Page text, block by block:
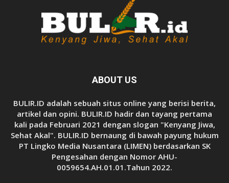
ABOUT US
BULIR.ID adalah sebuah situs online yang berisi berita,
artikel dan opini. BULIR.ID hadir dan tayang pertama
kali pada Februari 2021 dengan slogan "Kenyang Jiwa,
Sehat Akal". BULIR.ID bernaung di bawah payung hukum
PT Lingko Media Nusantara (LIMEN) berdasarkan SK
Pengesahan dengan Nomor AHU-
0059654.AH.01.01.Tahun 2022.